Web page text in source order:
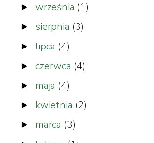
► września (1)
► sierpnia (3)
► lipca (4)
► czerwca (4)
► maja (4)
► kwietnia (2)
► marca (3)